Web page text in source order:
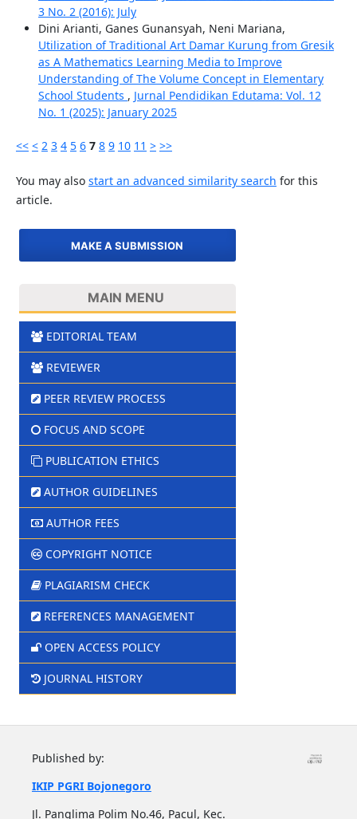
3 No. 2 (2016): July
Dini Arianti, Ganes Gunansyah, Neni Mariana,
Utilization of Traditional Art Damar Kurung from Gresik
as A Mathematics Learning Media to Improve
Understanding of The Volume Concept in Elementary
School Students , Jurnal Pendidikan Edutama: Vol. 12
No. 1 (2025): January 2025
<< < 2 3 4 5 6 7 8 9 10 11 > >>
You may also start an advanced similarity search for this
article.
MAKE A SUBMISSION
MAIN MENU
EDITORIAL TEAM
REVIEWER
PEER REVIEW PROCESS
FOCUS AND SCOPE
PUBLICATION ETHICS
AUTHOR GUIDELINES
AUTHOR FEES
COPYRIGHT NOTICE
PLAGIARISM CHECK
REFERENCES MANAGEMENT
OPEN ACCESS POLICY
JOURNAL HISTORY
Published by:
IKIP PGRI Bojonegoro
Jl. Panglima Polim No.46, Pacul, Kec.